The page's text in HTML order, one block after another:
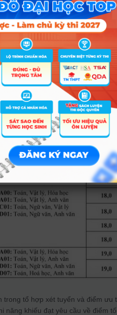
trong tổ hợp xét tuyển và điểm ưu
năng khiếu đạt yêu cầu về điểm